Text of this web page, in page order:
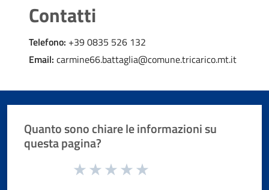
Contatti
Telefono: +39 0835 526 132
Email: carmine66.battaglia@comune.tricarico.mt.it
Quanto sono chiare le informazioni su
questa pagina?
Valuta da 1 a 5 stelle la pagina